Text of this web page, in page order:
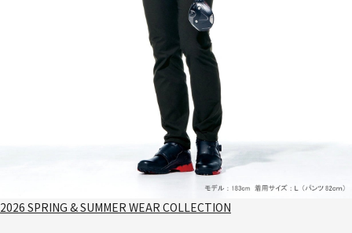
2026 SPRING & SUMMER WEAR COLLECTION